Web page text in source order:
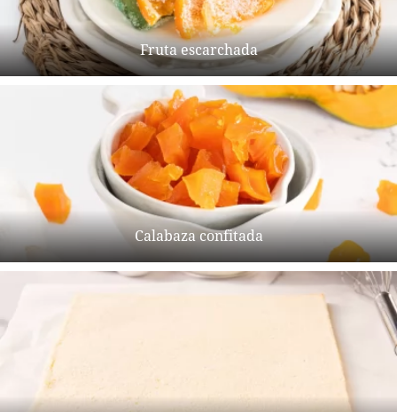
Fruta escarchada
Calabaza confitada